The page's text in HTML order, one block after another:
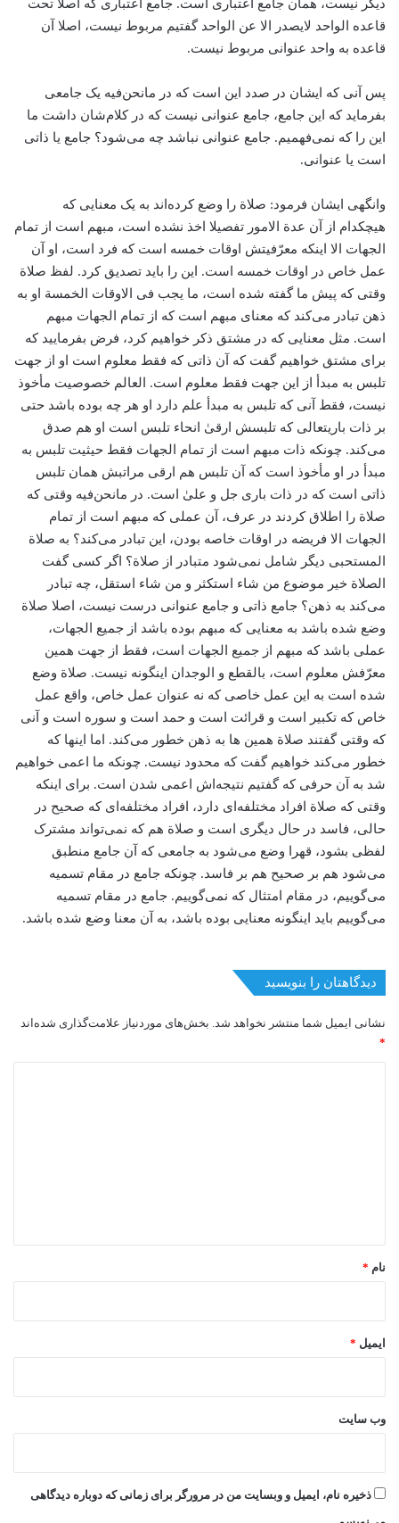
دیگر نیست، همان جامع اعتباری است. جامع اعتباری که اصلا تحت
قاعده الواحد لایصدر الا عن الواحد گفتیم مربوط نیست، اصلا آن
قاعده به واحد عنوانی مربوط نیست.
پس آنی که ایشان در صدد این است که در مانحن‌فیه یک جامعی
بفرماید که این جامع، جامع عنوانی نیست که در کلام‌شان داشت ما
این را که نمی‌فهمیم. جامع عنوانی نباشد چه می‌شود؟ جامع یا ذاتی
است یا عنوانی.
وانگهی ایشان فرمود: صلاة را وضع کرده‌اند به یک معنایی که
هیچکدام از آن عدة الامور تفصیلا اخذ نشده است، مبهم است از تمام
الجهات الا اینکه معرّفیتش اوقات خمسه است که فرد است، او آن
عمل خاص در اوقات خمسه است. این را باید تصدیق کرد. لفظ صلاة
وقتی که پیش ما گفته شده است، ما یجب فی الاوقات الخمسة او به
ذهن تبادر می‌کند که معنای مبهم است که از تمام الجهات مبهم
است. مثل معنایی که در مشتق ذکر خواهیم کرد، فرض بفرمایید که
برای مشتق خواهیم گفت که آن ذاتی که فقط معلوم است او از جهت
تلبس به مبدأ از این جهت فقط معلوم است. العالم خصوصیت مأخوذ
نیست، فقط آنی که تلبس به مبدأ علم دارد او هر چه بوده باشد حتی
بر ذات باریتعالی که تلبسش ارقىٰ انحاء تلبس است او هم صدق
می‌کند. چونکه ذات مبهم است از تمام الجهات فقط حیثیت تلبس به
مبدأ‌ در او مأخوذ است که آن تلبس هم ارقی مراتبش همان تلبس
ذاتی است که در ذات باری جل و علیٰ است. در مانحن‌فیه وقتی که
صلاة‌ را اطلاق کردند در عرف، آن عملی که مبهم است از تمام
الجهات الا فریضه‌ در اوقات خاصه بودن، این تبادر می‌کند؟ به صلاة
المستحبی دیگر شامل نمی‌شود متبادر از صلاة؟ اگر کسی گفت
الصلاة خیر موضوع من شاء استکثر و من شاء استقل، چه تبادر
می‌کند به ذهن؟ جامع ذاتی و جامع عنوانی درست نیست، اصلا صلاة
وضع شده باشد به معنایی که مبهم بوده باشد از جمیع الجهات،
عملی باشد که مبهم از جمیع الجهات است، فقط از جهت همین
معرّفش معلوم است، بالقطع و الوجدان اینگونه نیست. صلاة‌ وضع
شده است به این عمل خاصی که نه عنوان عمل خاص، واقع عمل
خاص که تکبیر است و قرائت است و حمد است و سوره است و آنی
که وقتی گفتند صلاة همین‌ ها به ذهن خطور می‌کند. اما اینها که
خطور می‌کند خواهیم گفت که محدود نیست. چونکه ما اعمی خواهیم
شد به آن حرفی که گفتیم نتیجه‌اش اعمی شدن است. برای اینکه
وقتی که صلاة افراد مختلفه‌ای دارد، افراد مختلفه‌ای که صحیح در
حالی، فاسد در حال دیگری است و صلاة هم که نمی‌تواند مشترک
لفظی بشود، قهرا وضع می‌شود به جامعی که آن جامع منطبق
می‌شود هم بر صحیح هم بر فاسد. چونکه جامع در مقام تسمیه
می‌گوییم، در مقام امتثال که نمی‌گوییم. جامع در مقام تسمیه
می‌گوییم باید اینگونه معنایی بوده باشد، به آن معنا وضع شده باشد.
دیدگاهتان را بنویسید
نشانی ایمیل شما منتشر نخواهد شد. بخش‌های موردنیاز علامت‌گذاری شده‌اند
*
نام *
ایمیل *
وب‌ سایت
ذخیره نام، ایمیل و وبسایت من در مرورگر برای زمانی که دوباره دیدگاهی